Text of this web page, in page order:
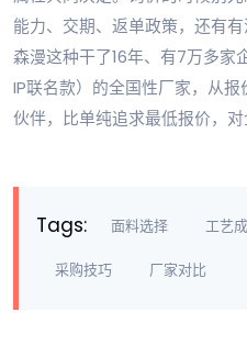
能力、交期、返单政策，还有
森漫这种干了16年、有7万多家
IP联名款）的全国性厂家，从
伙伴，比单纯追求最低报价，对
Tags: 面料选择 工艺
采购技巧 厂家对比